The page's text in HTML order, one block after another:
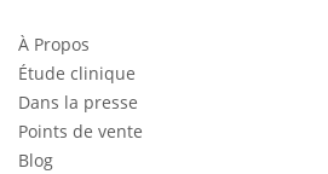
À Propos
Étude clinique
Dans la presse
Points de vente
Blog